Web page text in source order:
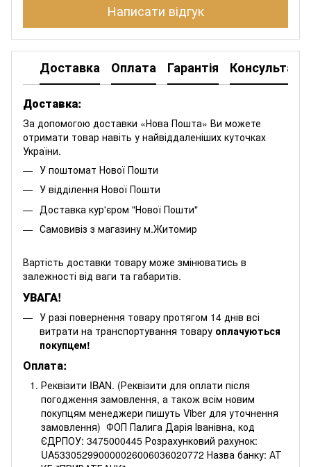
Написати відгук
Доставка Оплата Гарантія Консультація
Доставка:
За допомогою доставки «Нова Пошта» Ви можете
отримати товар навіть у найвіддаленіших куточках
України.
У поштомат Нової Пошти
У відділення Нової Пошти
Доставка кур'єром "Нової Пошти"
Самовивіз з магазину м.Житомир
Вартість доставки товару може змінюватись в
залежності від ваги та габаритів.
УВАГА!
У разі повернення товару протягом 14 днів всі
витрати на транспортування товару оплачуються
покупцем!
Оплата:
Реквізити IBAN. (Реквізити для оплати після
погодження замовлення, а також всім новим
покупцям менеджери пишуть Viber для уточнення
замовлення) ФОП Палига Дарія Іванівна, код
ЄДРПОУ: 3475000445 Розрахунковий рахунок:
UA533052990000026006036020772 Назва банку: АТ